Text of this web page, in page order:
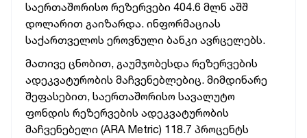
საერთაშორისო რეზერვები 404.6 მლნ აშშ
დოლარით გაიზარდა. ინფორმაციას
საქართველოს ეროვნული ბანკი ავრცელებს.
მათივე ცნობით, გაუმჯობესდა რეზერვების
ადეკვატურობის მაჩვენებლებიც. მიმდინარე
შეფასებით, საერთაშორისო სავალუტო
ფონდის რეზერვების ადეკვატურობის
მაჩვენებელი (ARA Metric) 118.7 პროცენტს